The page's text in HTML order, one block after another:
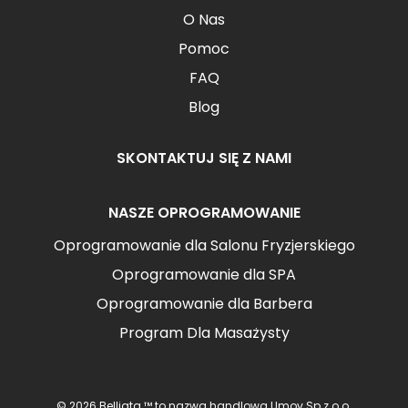
O Nas
Pomoc
FAQ
Blog
SKONTAKTUJ SIĘ Z NAMI
NASZE OPROGRAMOWANIE
Oprogramowanie dla Salonu Fryzjerskiego
Oprogramowanie dla SPA
Oprogramowanie dla Barbera
Program Dla Masażysty